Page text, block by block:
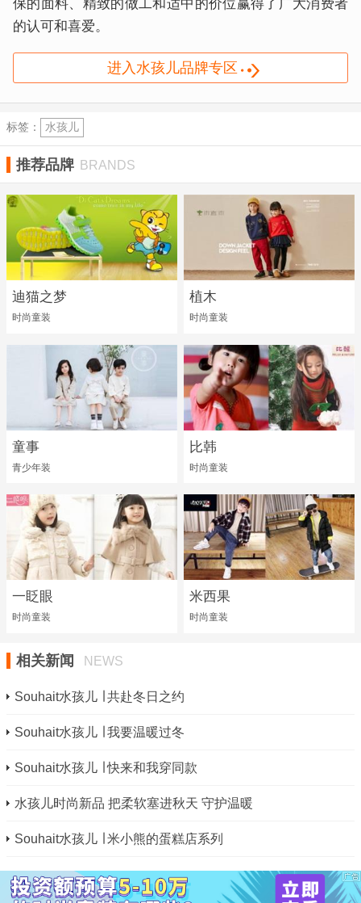
保的面料、精致的做工和适中的价位赢得了广大消费者
的认可和喜爱。
进入水孩儿品牌专区
标签： 水孩儿
推荐品牌 BRANDS
迪猫之梦
时尚童装
植木
时尚童装
童事
青少年装
比韩
时尚童装
一眨眼
时尚童装
米西果
时尚童装
相关新闻 NEWS
Souhait水孩儿 ∣ 共赴冬日之约
Souhait水孩儿 ∣ 我要温暖过冬
Souhait水孩儿 ∣ 快来和我穿同款
水孩儿时尚新品 把柔软塞进秋天 守护温暖
Souhait水孩儿 ∣ 米小熊的蛋糕店系列